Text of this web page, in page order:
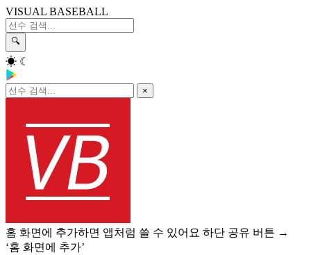
VISUAL BASEBALL
🔍
☀ ☾
×
홈 화면에 추가하면 앱처럼 쓸 수 있어요 하단 공유 버튼 →
‘홈 화면에 추가’